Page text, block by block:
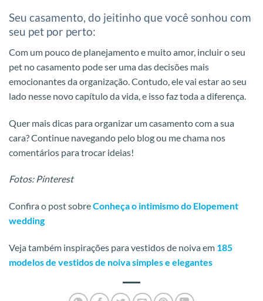
Seu casamento, do jeitinho que você sonhou com
seu pet por perto:
Com um pouco de planejamento e muito amor, incluir o seu
pet no casamento pode ser uma das decisões mais
emocionantes da organização. Contudo, ele vai estar ao seu
lado nesse novo capítulo da vida, e isso faz toda a diferença.
Quer mais dicas para organizar um casamento com a sua
cara? Continue navegando pelo blog ou me chama nos
comentários para trocar ideias!
Fotos: Pinterest
Confira o post sobreConheça o intimismo do Elopement
wedding
Veja também inspirações para vestidos de noiva em 185
modelos de vestidos de noiva simples e elegantes